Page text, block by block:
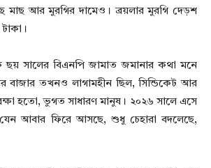
মাছ আর মুরগির দামেও। ব্রয়লার মুরগি দেড়শ
সালের বিএনপি জামাত জমানার কথা মনে
বাজার তখনও লাগামহীন ছিল, সিন্ডিকেট আর
রক্ষা হতো, ভুগত সাধারণ মানুষ। ২০২৬ সালে এসে
আবার ফিরে আসছে, শুধু চেহারা বদলেছে,